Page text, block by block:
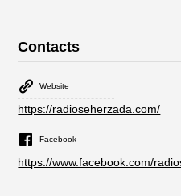
Contacts
Website
https://radioseherzada.com/
Facebook
https://www.facebook.com/